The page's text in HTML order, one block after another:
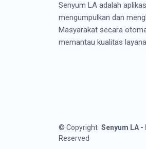
Senyum LA adalah
mengumpulkan dan
Masyarakat secara
memantau kualitas
© Copyright Senyum LA
Reserved